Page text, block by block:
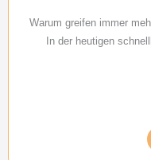
Warum greifen immer
In der heutigen